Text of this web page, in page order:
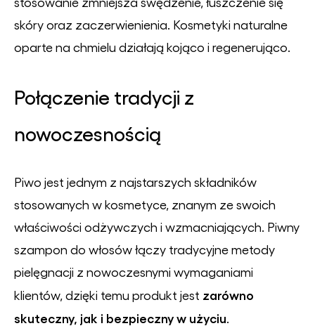
skóry oraz zaczerwienienia. Kosmetyki naturalne
oparte na chmielu działają kojąco i regenerująco.
Połączenie tradycji z
nowoczesnością
Piwo jest jednym z najstarszych składników
stosowanych w kosmetyce, znanym ze swoich
właściwości odżywczych i wzmacniających. Piwny
szampon do włosów łączy tradycyjne metody
pielęgnacji z nowoczesnymi wymaganiami
klientów, dzięki temu produkt jest zarówno
skuteczny, jak i bezpieczny w użyciu